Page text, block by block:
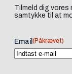
Tilmeld dig vores
samtykke til at
Email (Påkrævet)